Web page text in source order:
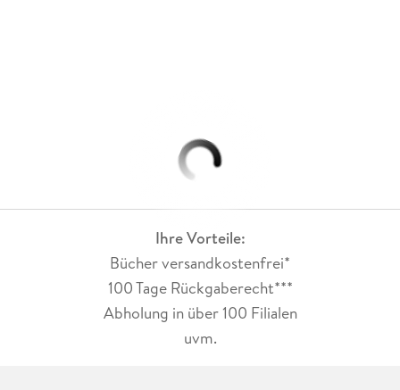
Ihre Vorteile:
Bücher versandkostenfrei*
100 Tage Rückgaberecht***
Abholung in über 100 Filialen
uvm.